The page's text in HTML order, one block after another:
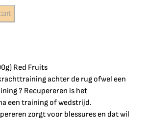
Red Fruits
achter de rug ofwel een
? Recupereren is het
een training of wedstrijd.
zorgt voor blessures en dat wil